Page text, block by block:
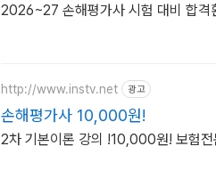
2026~27 손해평가사 시험 대비 합격
http://www.instv.net 광고
손해평가사 10,000원!
2차 기본이론 강의 !10,000원! 보험